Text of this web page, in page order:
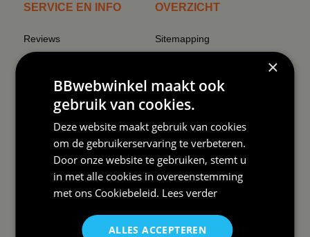
SERVICE EN INFO
Reviews
Contact
Order Status
Retouren & Annuleren
Uitschrijven nieuwsbrief
Wij verzenden Postnl
OVERZICHT
Sitemapping
Overzicht rubrieken
Wat vinden klanten van ons
RSS
×
BBwebwinkel maakt ook
gebruik van cookies.
Deze website maakt gebruik van cookies
om de gebruikerservaring te verbeteren.
Door onze website te gebruiken, stemt u
in met alle cookies in overeenstemming
met ons Cookiebeleid. Lees verder
ALLES ACCEPTEREN